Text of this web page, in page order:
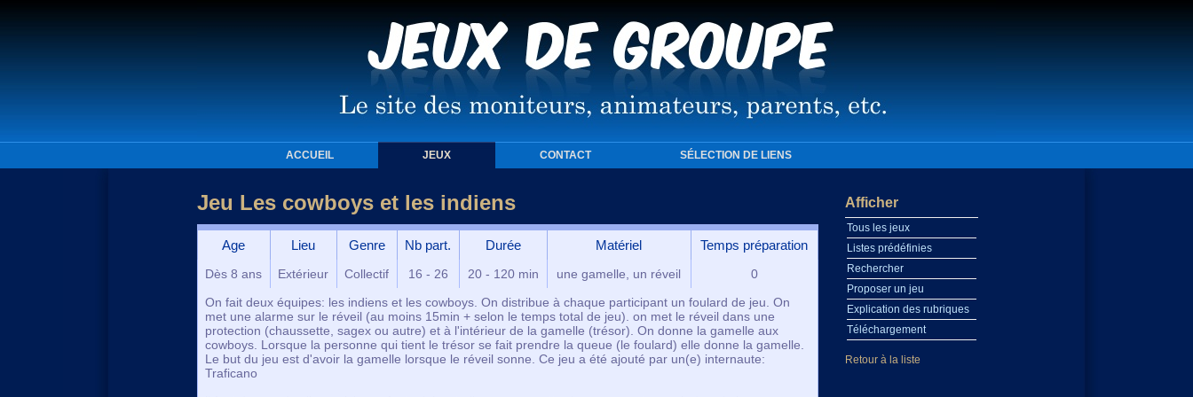
ACCUEIL JEUX CONTACT SÉLECTION DE LIENS
Jeu Les cowboys et les indiens
Age Lieu Genre Nb part. Durée Matériel Temps préparation
Dès 8 ans Extérieur Collectif 16 - 26 20 - 120 min une gamelle, un réveil
0
On fait deux équipes: les indiens et les cowboys. On distribue à chaque participant un foulard de jeu. On
met une alarme sur le réveil (au moins 15min + selon le temps total de jeu). on met le réveil dans une
protection (chaussette, sagex ou autre) et à l'intérieur de la gamelle (trésor). On donne la gamelle aux
cowboys. Lorsque la personne qui tient le trésor se fait prendre la queue (le foulard) elle donne la gamelle.
Le but du jeu est d'avoir la gamelle lorsque le réveil sonne. Ce jeu a été ajouté par un(e) internaute:
Traficano
Afficher
Tous les jeux
Listes prédéfinies
Rechercher
Proposer un jeu
Explication des rubriques
Téléchargement
Retour à la liste